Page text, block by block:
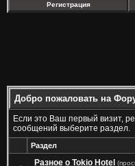
Регистрация
Добро пожаловать на
Если это Ваш первый визит,
сообщений выберите раздел.
Раздел
Разное о Tokio Hotel